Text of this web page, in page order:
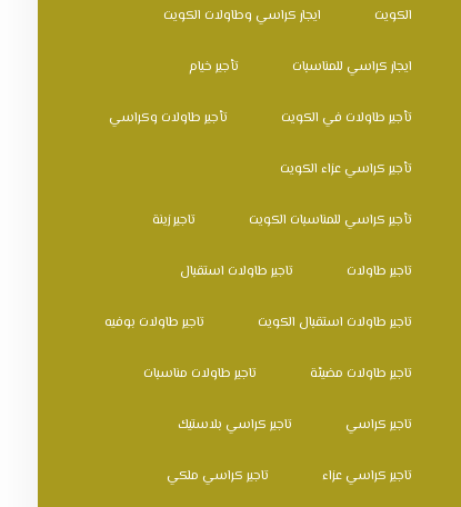
الكويت ايجار كراسي وطاولات الكويت
ايجار كراسي للمناسبات تأجير خيام
تأجير طاولات في الكويت تأجير طاولات وكراسي
تأجير كراسي عزاء الكويت
تأجير كراسي للمناسبات الكويت تاجير زينة
تاجير طاولات تاجير طاولات استقبال
تاجير طاولات استقبال الكويت تاجير طاولات بوفيه
تاجير طاولات مضيئة تاجير طاولات مناسبات
تاجير كراسي تاجير كراسي بلاستيك
تاجير كراسي عزاء تاجير كراسي ملكي